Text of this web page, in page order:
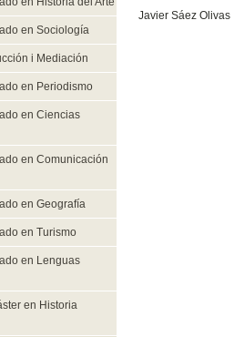
en Sociología
i Mediación
en Periodismo
en Ciencias
en Comunicación
en Geografía
en Turismo
en Lenguas
en Historia
Javier Sáez Olivas